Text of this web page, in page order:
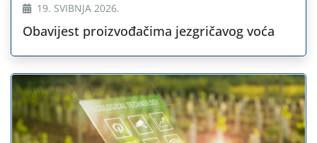
19. SVIBNJA 2026.
Obavijest proizvođačima jezgričavog voća